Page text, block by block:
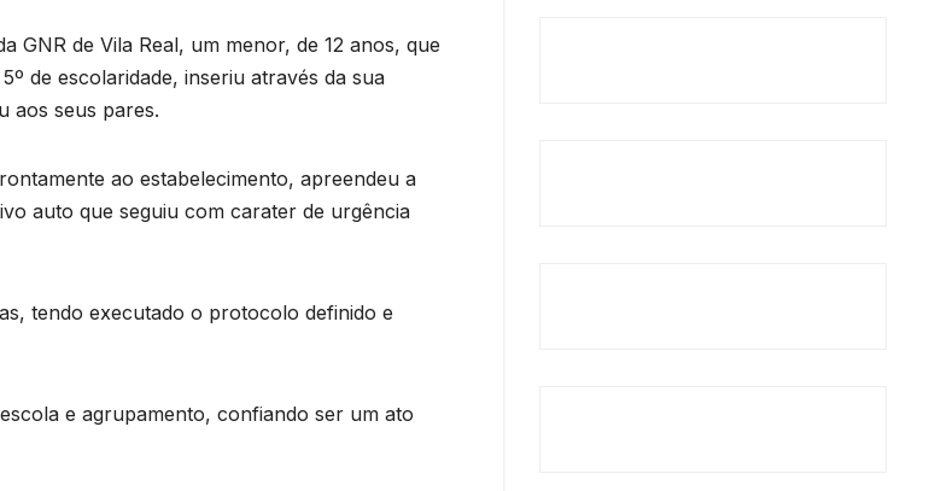
GNR de Vila Real, um menor, de 12 anos, que
de escolaridade, inseriu através da sua
aos seus pares.
ao estabelecimento, apreendeu a
auto que seguiu com carater de urgência
tendo executado o protocolo definido e
e agrupamento, confiando ser um ato